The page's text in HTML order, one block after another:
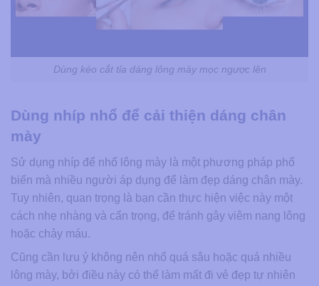
Dùng kéo cắt tỉa dáng lông mày mọc ngược lên
Dùng nhíp nhổ để cải thiện dáng chân
mày
Sử dụng nhíp để nhổ lông mày là một phương pháp phổ
biến mà nhiều người áp dụng để làm đẹp dáng chân mày.
Tuy nhiên, quan trọng là bạn cần thực hiện việc này một
cách nhẹ nhàng và cẩn trọng, để tránh gây viêm nang lông
hoặc chảy máu.
Cũng cần lưu ý không nên nhổ quá sâu hoặc quá nhiều
lông mày, bởi điều này có thể làm mất đi vẻ đẹp tự nhiên